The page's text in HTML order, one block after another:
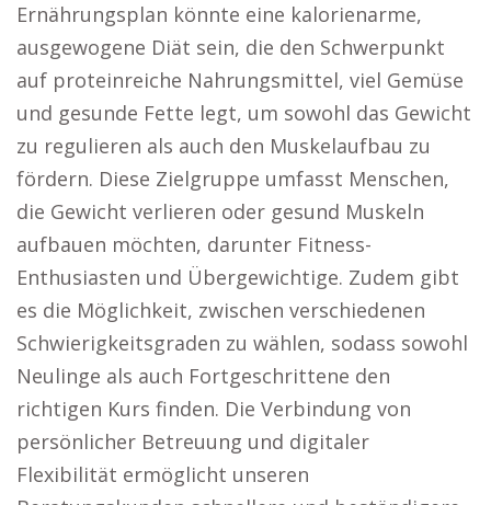
Ernährungsplan könnte eine kalorienarme,
ausgewogene Diät sein, die den Schwerpunkt
auf proteinreiche Nahrungsmittel, viel Gemüse
und gesunde Fette legt, um sowohl das Gewicht
zu regulieren als auch den Muskelaufbau zu
fördern. Diese Zielgruppe umfasst Menschen,
die Gewicht verlieren oder gesund Muskeln
aufbauen möchten, darunter Fitness-
Enthusiasten und Übergewichtige. Zudem gibt
es die Möglichkeit, zwischen verschiedenen
Schwierigkeitsgraden zu wählen, sodass sowohl
Neulinge als auch Fortgeschrittene den
richtigen Kurs finden. Die Verbindung von
persönlicher Betreuung und digitaler
Flexibilität ermöglicht unseren